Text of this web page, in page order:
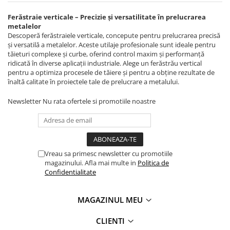
Masini de rectificat plan
Masini de rectificat plan
Masini de rectificat rotund
Masini de satinat
Masini de slefuit combinate
Masini de slefuit cu banda
Masini de slefuit cu disc
Masini de slefuit cu mediu umed si
Masini de slefuit cutite de gravat
Masini de tesit
Masini pentru slefuit tevi
Masini universale de ascutit
Masini pneumatice de filetat
Accesorii pentru masini de gaurit
Accesorii pentru masini de slefuit
Accesorii pentru masini de taiat
filete
Accesorii pentru mașini de găurit
magnetice
Accesorii generale
Accesorii masini de slefuit cutite
de gravat
Accesorii pentru mașini de șlefuit
Benzi textile de șlefuit pentru
Instrumente de tăiere diferite
Masini combinate prelucrare lemn
(multifunctionale lemn)
Masini combinate universale
Masini combinate: circulare de
formatizat - freza
Masini de ascutit
Masini de ascutit cutite de abric
Masini de ascutit panze de circular
Dispozitive de avans mecanic
Bancuri de lucru
Masini pentru despicat bustenii
Accesorii, mese si prelungiri lemn
Prese de atelier
Roata englezeasca
Ferăstraie verticale – Precizie și versatilitate în prelucrarea
metalelor
Descoperă ferăstraiele verticale, concepute pentru prelucrarea precisă
și versatilă a metalelor. Aceste utilaje profesionale sunt ideale pentru
tăieturi complexe și curbe, oferind control maxim și performanță
ridicată în diverse aplicații industriale. Alege un ferăstrău vertical
pentru a optimiza procesele de tăiere și pentru a obține rezultate de
înaltă calitate în proiectele tale de prelucrare a metalului.
Newsletter Nu rata ofertele si promotiile noastre
Vreau sa primesc newsletter cu promotiile
magazinului. Afla mai multe in Politica de
Confidentialitate
MAGAZINUL MEU
CLIENTI